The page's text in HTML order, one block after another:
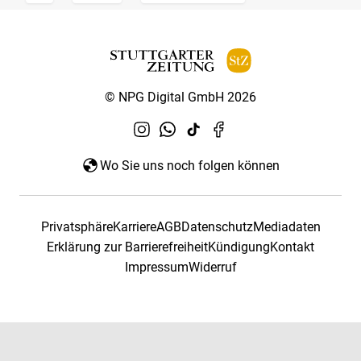
© NPG Digital GmbH 2026
Wo Sie uns noch folgen können
PrivatsphäreKarriereAGBDatenschutzMediadaten
Erklärung zur BarrierefreiheitKündigungKontakt
ImpressumWiderruf